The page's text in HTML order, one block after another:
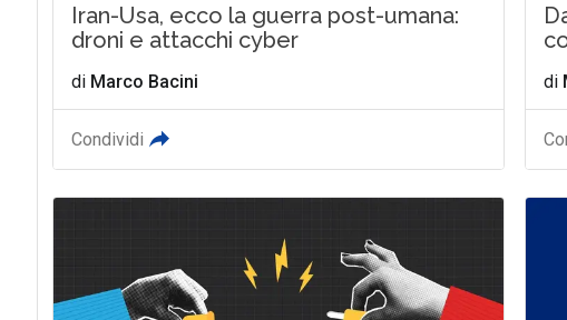
Iran-Usa, ecco la guerra post-umana:
droni e attacchi cyber
di Marco Bacini
Condividi
di